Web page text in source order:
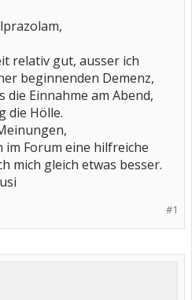
relativ gut, ausser ich
beginnenden Demenz,
die Einnahme am Abend,
die Hölle.
im Forum eine hilfreiche
mich gleich etwas besser.
#1